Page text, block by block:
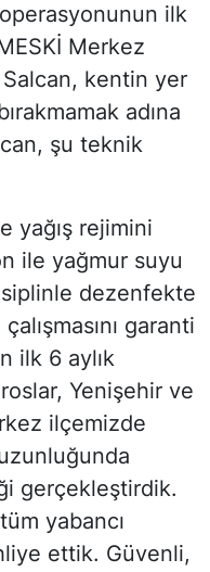
ilk
Merkez
kentin yer
adına
şu teknik
yağış rejimini
ile yağmur suyu
dezenfekte
garanti
ilk 6 aylık
Yenişehir ve
ilçemizde
gerçekleştirdik.
yabancı
ettik. Güvenli,